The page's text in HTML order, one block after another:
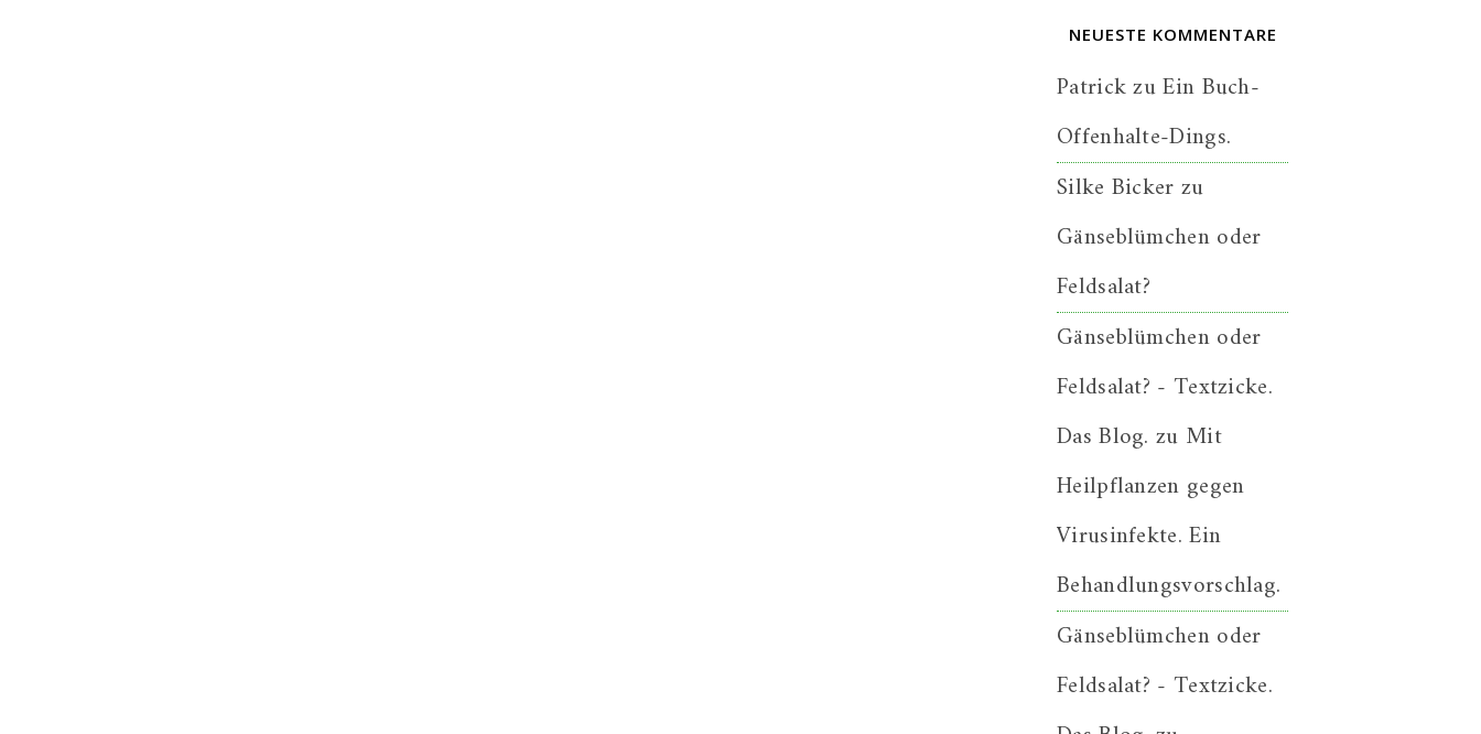
NEUESTE KOMMENTARE
PatrickzuEin Buch-
Offenhalte-Dings.
Silke Bickerzu
Gänseblümchen oder
Feldsalat?
Gänseblümchen oder
Feldsalat? - Textzicke.
Das Blog. zu Mit
Heilpflanzen gegen
Virusinfekte. Ein
Behandlungsvorschlag.
Gänseblümchen oder
Feldsalat? - Textzicke.